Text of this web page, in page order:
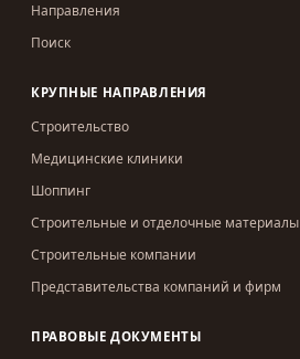
Направления
Поиск
КРУПНЫЕ НАПРАВЛЕНИЯ
Строительство
Медицинские клиники
Шоппинг
Строительные и отделочные материалы
Строительные компании
Представительства компаний и фирм
ПРАВОВЫЕ ДОКУМЕНТЫ